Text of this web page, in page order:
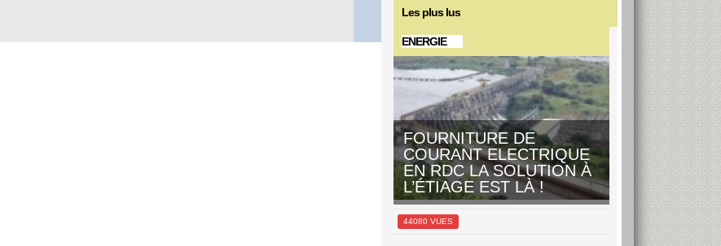
Les plus lus
ENERGIE
FOURNITURE DE
COURANT ELECTRIQUE
EN RDC LA SOLUTION À
L’ÉTIAGE EST LÀ !
44080 VUES